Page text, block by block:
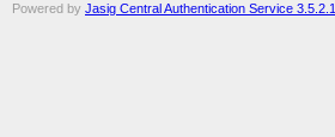
Powered by Jasig Central Authentication Service 3.5.2.1